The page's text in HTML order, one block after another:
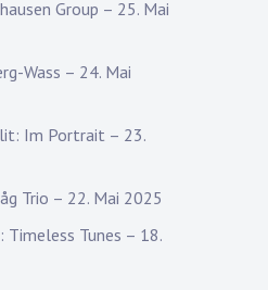
Group – 25. Mai
Wass – 24. Mai
Im Portrait – 23.
Trio – 22. Mai 2025
Timeless Tunes – 18.